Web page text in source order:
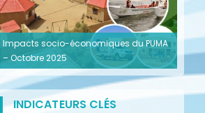
Impacts socio-économiques du PUMA
– Octobre 2025
INDICATEURS CLÉS